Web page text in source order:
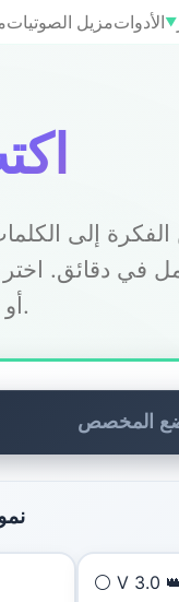
مزيل الصوتياتالأدوات▼
في دقائق. اختر
أو مقطوعةً آلية.
المخصص
⚪ V 3.0